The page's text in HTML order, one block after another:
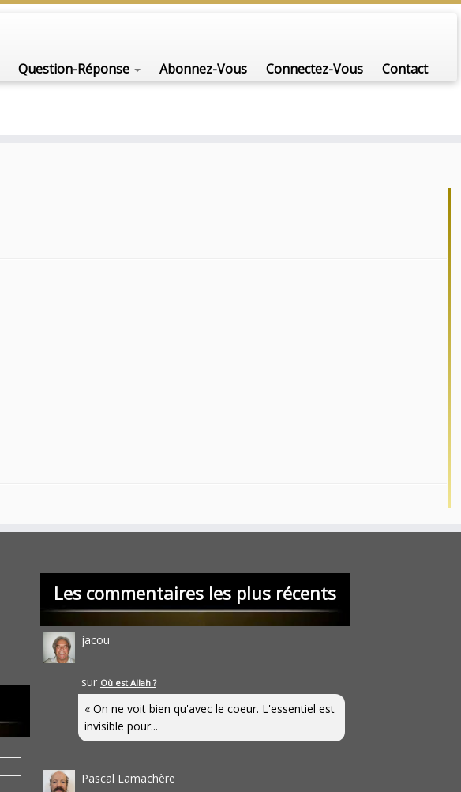
Question-Réponse Abonnez-Vous Connectez-Vous Contact
Les commentaires les plus récents
jacou
sur Où est Allah ?
« On ne voit bien qu'avec le coeur. L'essentiel est
invisible pour...
Pascal Lamachère